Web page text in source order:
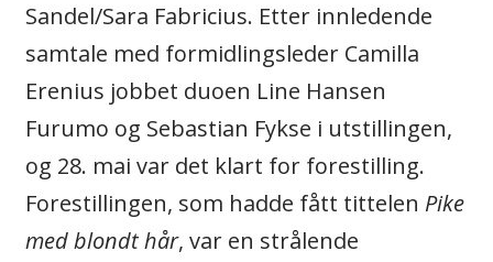
Sandel/Sara Fabricius. Etter innledende
samtale med formidlingsleder Camilla
Erenius jobbet duoen Line Hansen
Furumo og Sebastian Fykse i utstillingen,
og 28. mai var det klart for forestilling.
Forestillingen, som hadde fått tittelen Pike
med blondt hår, var en strålende